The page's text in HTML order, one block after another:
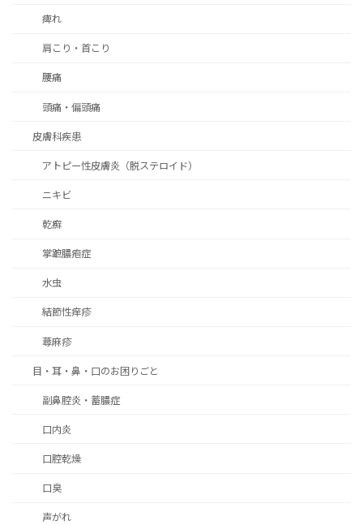
痺れ
肩こり・首こり
腰痛
頭痛・偏頭痛
皮膚科疾患
アトピー性皮膚炎（脱ステロイド）
ニキビ
乾癬
掌蹠膿疱症
水虫
結節性痒疹
蕁麻疹
目・耳・鼻・口のお困りごと
副鼻腔炎・蓄膿症
口内炎
口腔乾燥
口臭
声がれ